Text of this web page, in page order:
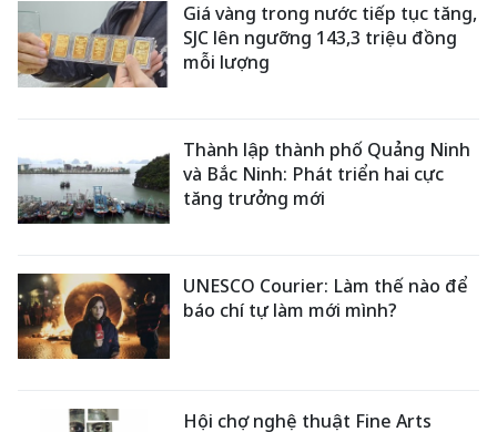
Giá vàng trong nước tiếp tục tăng,
SJC lên ngưỡng 143,3 triệu đồng
mỗi lượng
Thành lập thành phố Quảng Ninh
và Bắc Ninh: Phát triển hai cực
tăng trưởng mới
UNESCO Courier: Làm thế nào để
báo chí tự làm mới mình?
Hội chợ nghệ thuật Fine Arts